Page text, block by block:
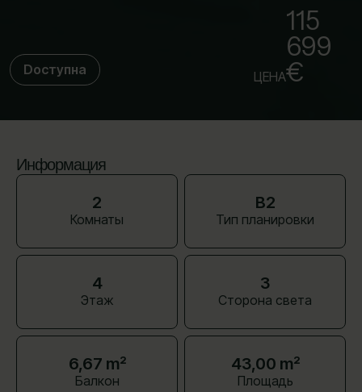
Dоступна ЦЕНА
115
699
€
Информация
2
Комнаты
B2
Тип планировки
4
Этаж
З
Сторона света
6,67 m²
Балкон
43,00 m²
Площадь